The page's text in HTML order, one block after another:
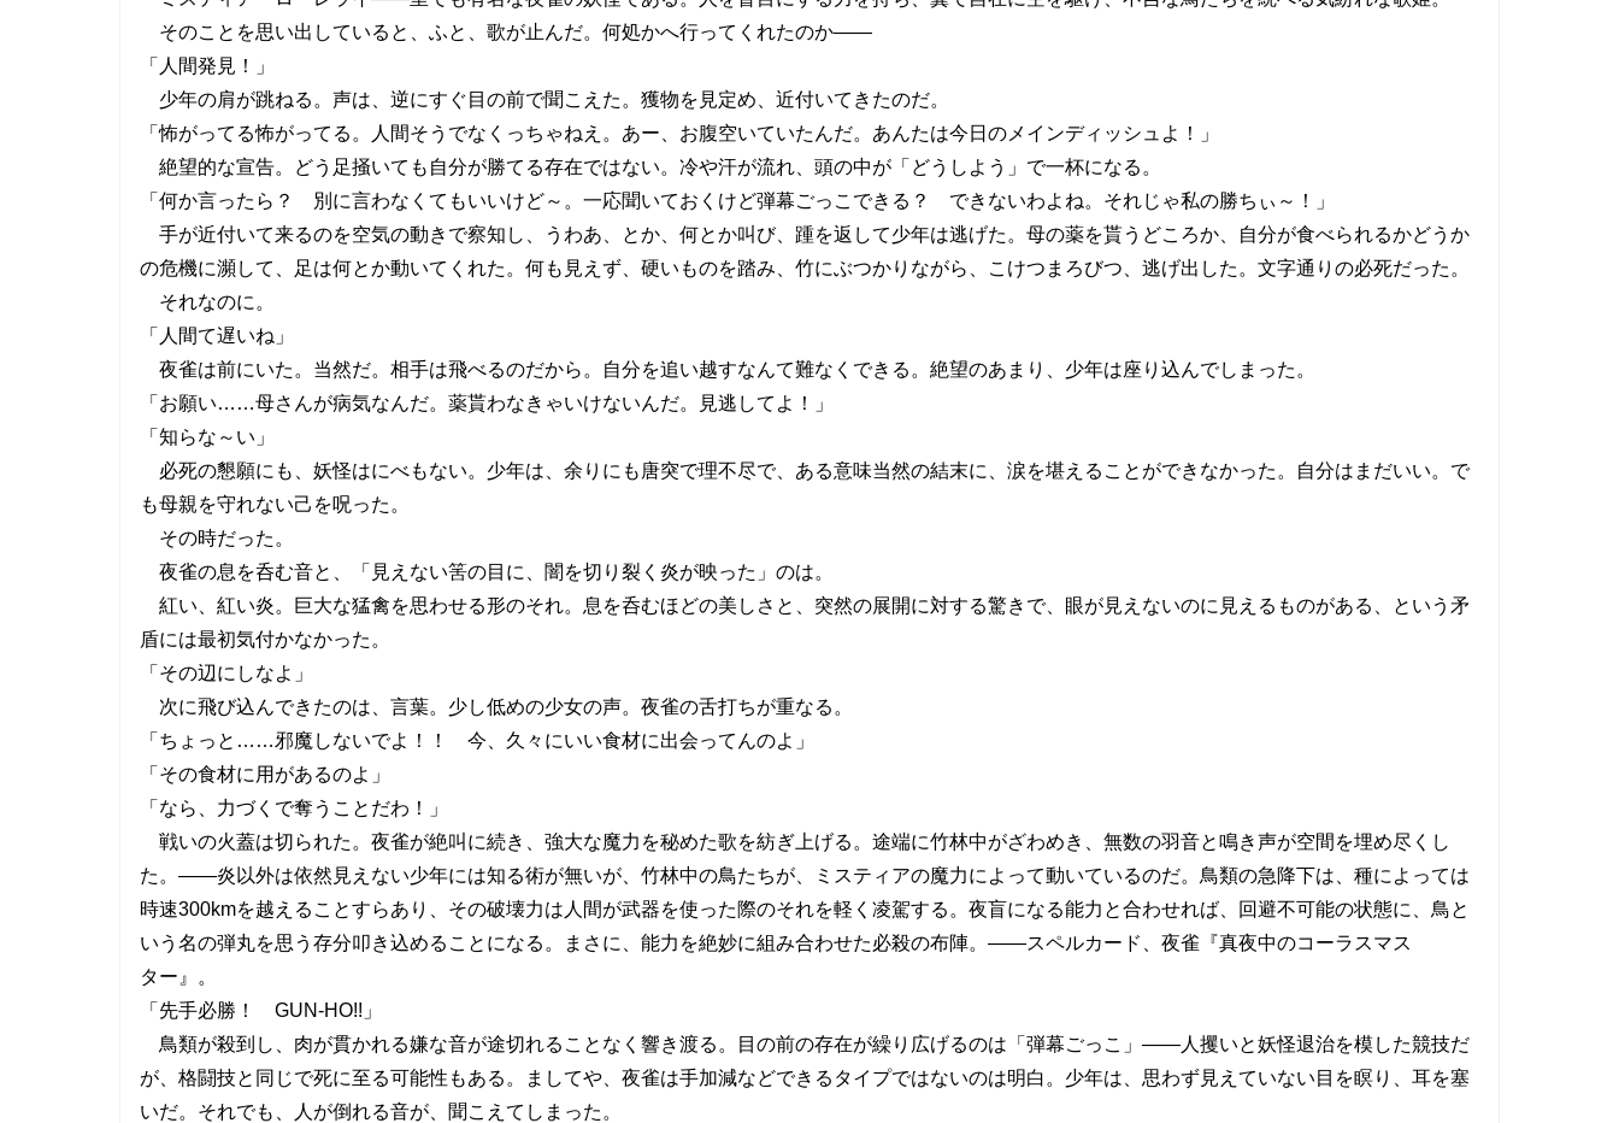
そのことを思い出していると、ふと、歌が止んだ。何処かへ行ってくれたのか――
「人間発見！」
少年の肩が跳ねる。声は、逆にすぐ目の前で聞こえた。獲物を見定め、近付いてきたのだ。
「怖がってる怖がってる。人間そうでなくっちゃねえ。あー、お腹空いていたんだ。あんたは今日のメインディッシュよ！」
絶望的な宣告。どう足掻いても自分が勝てる存在ではない。冷や汗が流れ、頭の中が「どうしよう」で一杯になる。
「何か言ったら？ 別に言わなくてもいいけど～。一応聞いておくけど弾幕ごっこできる？ できないわよね。それじゃ私の勝ちぃ～！」
手が近付いて来るのを空気の動きで察知し、うわあ、とか、何とか叫び、踵を返して少年は逃げた。母の薬を貰うどころか、自分が食べられるかどうか
の危機に瀕して、足は何とか動いてくれた。何も見えず、硬いものを踏み、竹にぶつかりながら、こけつまろびつ、逃げ出した。文字通りの必死だった。
それなのに。
「人間て遅いね」
夜雀は前にいた。当然だ。相手は飛べるのだから。自分を追い越すなんて難なくできる。絶望のあまり、少年は座り込んでしまった。
「お願い……母さんが病気なんだ。薬貰わなきゃいけないんだ。見逃してよ！」
「知らな～い」
必死の懇願にも、妖怪はにべもない。少年は、余りにも唐突で理不尽で、ある意味当然の結末に、涙を堪えることができなかった。自分はまだいい。で
も母親を守れない己を呪った。
その時だった。
夜雀の息を呑む音と、「見えない筈の目に、闇を切り裂く炎が映った」のは。
紅い、紅い炎。巨大な猛禽を思わせる形のそれ。息を呑むほどの美しさと、突然の展開に対する驚きで、眼が見えないのに見えるものがある、という矛
盾には最初気付かなかった。
「その辺にしなよ」
次に飛び込んできたのは、言葉。少し低めの少女の声。夜雀の舌打ちが重なる。
「ちょっと……邪魔しないでよ！！ 今、久々にいい食材に出会ってんのよ」
「その食材に用があるのよ」
「なら、力づくで奪うことだわ！」
戦いの火蓋は切られた。夜雀が絶叫に続き、強大な魔力を秘めた歌を紡ぎ上げる。途端に竹林中がざわめき、無数の羽音と鳴き声が空間を埋め尽くし
た。――炎以外は依然見えない少年には知る術が無いが、竹林中の鳥たちが、ミスティアの魔力によって動いているのだ。鳥類の急降下は、種によっては
時速300kmを越えることすらあり、その破壊力は人間が武器を使った際のそれを軽く凌駕する。夜盲になる能力と合わせれば、回避不可能の状態に、鳥と
いう名の弾丸を思う存分叩き込めることになる。まさに、能力を絶妙に組み合わせた必殺の布陣。――スペルカード、夜雀『真夜中のコーラスマス
ター』。
「先手必勝！ GUN-HO!!」
鳥類が殺到し、肉が貫かれる嫌な音が途切れることなく響き渡る。目の前の存在が繰り広げるのは「弾幕ごっこ」――人攫いと妖怪退治を模した競技だ
が、格闘技と同じで死に至る可能性もある。ましてや、夜雀は手加減などできるタイプではないのは明白。少年は、思わず見えていない目を瞑り、耳を塞
いだ。それでも、人が倒れる音が、聞こえてしまった。